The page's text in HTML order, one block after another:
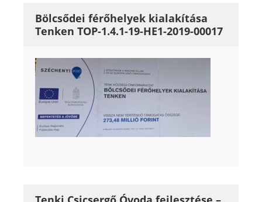
Bölcsődei férőhelyek kialakítása
Tenken TOP-1.4.1-19-HE1-2019-00017